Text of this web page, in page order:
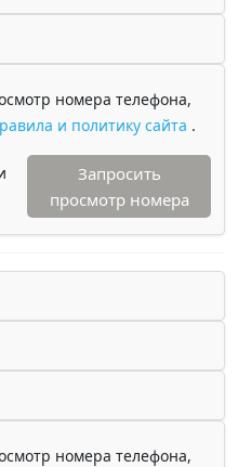
номера телефона,
и политику сайта .
Запросить
просмотр номера
номера телефона,